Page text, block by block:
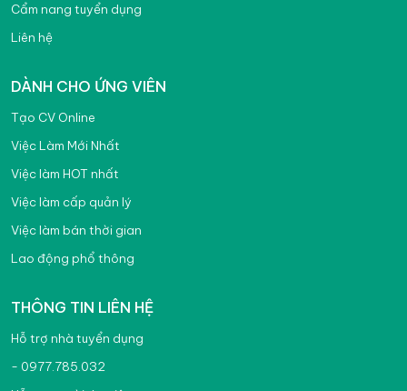
Cẩm nang tuyển dụng
Liên hệ
DÀNH CHO ỨNG VIÊN
Tạo CV Online
Việc Làm Mới Nhất
Việc làm HOT nhất
Việc làm cấp quản lý
Việc làm bán thời gian
Lao động phổ thông
THÔNG TIN LIÊN HỆ
Hỗ trợ nhà tuyển dụng
- 0977.785.032